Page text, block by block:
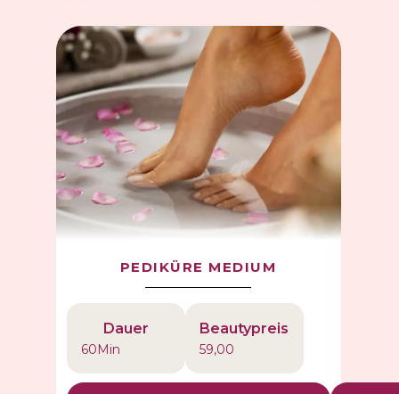
PEDIKÜRE MEDIUM
Dauer
60Min
Beautypreis
59,00